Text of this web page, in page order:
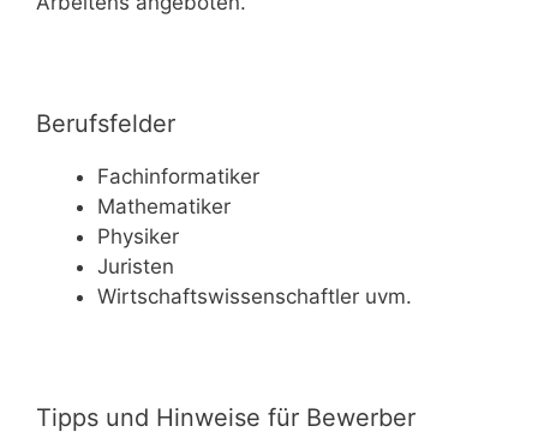
Berufsfelder
Fachinformatiker
Mathematiker
Physiker
Juristen
Wirtschaftswissenschaftler uvm.
Tipps und Hinweise für Bewerber